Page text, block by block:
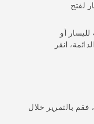
لفتح
أو
انقر
فقم بالتمرير خلال